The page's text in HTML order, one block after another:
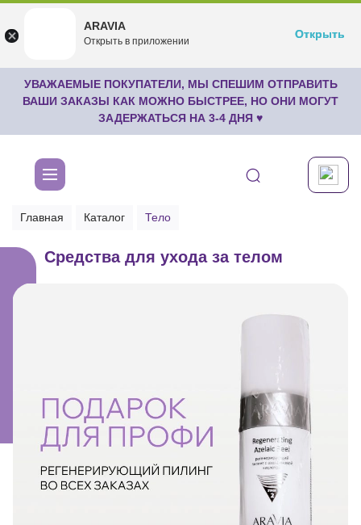
undefined
Бесплатноru.aravia.new
Открыть
УВАЖАЕМЫЕ ПОКУПАТЕЛИ, МЫ СПЕШИМ ОТПРАВИТЬ
ВАШИ ЗАКАЗЫ КАК МОЖНО БЫСТРЕЕ, НО ОНИ МОГУТ
ЗАДЕРЖАТЬСЯ НА 3-4 ДНЯ ♥
Главная Каталог Тело
Средства для ухода за телом
ARAVIA
Открыть в приложении
Открыть